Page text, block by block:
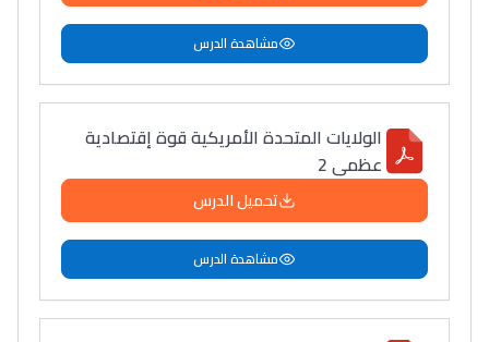
مشاهدة الدرس
الولايات المتحدة الأمريكية قوة إقتصادية
عظمى 2
تحميل الدرس
مشاهدة الدرس